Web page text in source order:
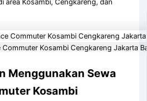
area Kosambi, Cengkareng, dan
Commuter Kosambi Cengkareng Jakarta
Menggunakan Sewa
Kosambi